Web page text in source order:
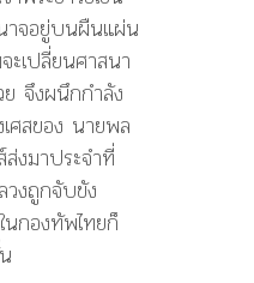
าจอยู่บนผืนแผ่น
ะเปลี่ยนศาสนา
จึงผนึกกำลัง
ศสของ นายพล
งมาประจำที่
งถูกจับขัง
กองทัพไทยก็